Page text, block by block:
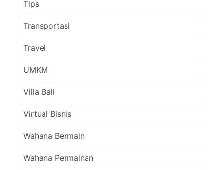
Tips
Transportasi
Travel
UMKM
Villa Bali
Virtual Bisnis
Wahana Bermain
Wahana Permainan